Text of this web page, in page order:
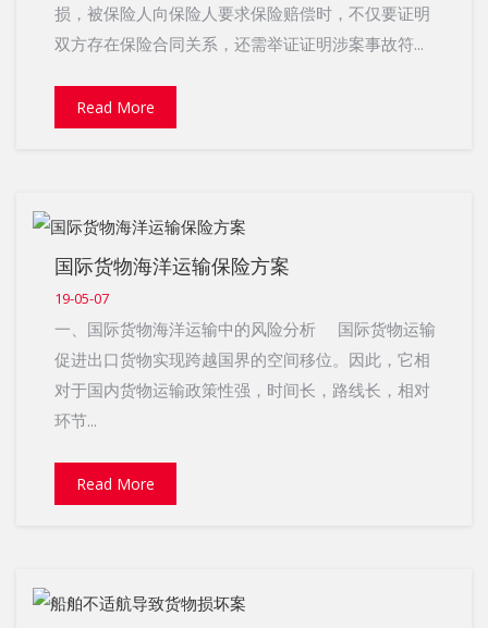
损，被保险人向保险人要求保险赔偿时，不仅要证明
双方存在保险合同关系，还需举证证明涉案事故符...
Read More
国际货物海洋运输保险方案
19-05-07
一、国际货物海洋运输中的风险分析 国际货物运输
促进出口货物实现跨越国界的空间移位。因此，它相
对于国内货物运输政策性强，时间长，路线长，相对
环节...
Read More